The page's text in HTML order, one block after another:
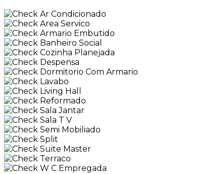
Ar Condicionado
Area Servico
Armario Embutido
Banheiro Social
Cozinha Planejada
Despensa
Dormitorio Com Armario
Lavabo
Living Hall
Reformado
Sala Jantar
Sala T V
Semi Mobiliado
Split
Suite Master
Terraco
W C Empregada